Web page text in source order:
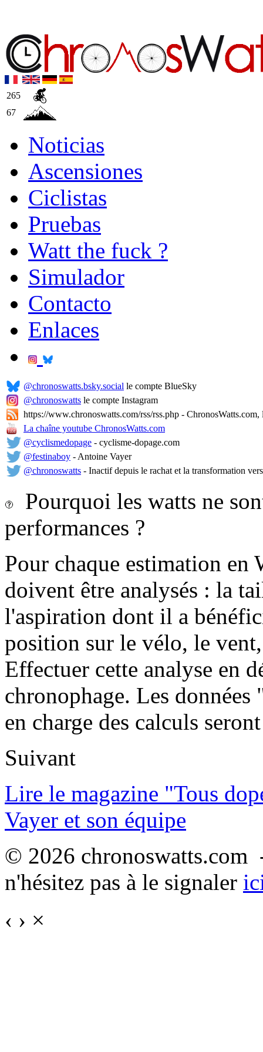
265
67
Noticias
Ascensiones
Ciclistas
Pruebas
Watt the fuck ?
Simulador
Contacto
Enlaces
@chronoswatts.bsky.social le compte BlueSky
@chronoswatts le compte Instagram
https://www.chronoswatts.com/rss/rss.php - ChronosWatts.com,
La chaîne youtube ChronosWatts.com
@cyclismedopage - cyclisme-dopage.com
@festinaboy - Antoine Vayer
@chronoswatts - Inactif depuis le rachat et la transformation
Pourquoi les watts ne
performances ?
Pour chaque estimation en
doivent être analysés : la
l'aspiration dont il a
position sur le vélo, le
Effectuer cette analyse en
chronophage. Les
en charge des calculs
Suivant
Lire le magazine "Tous
Vayer et son équipe
© 2026
n'hésitez pas à le signaler
‹ › ×